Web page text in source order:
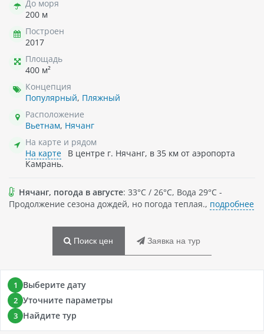
До моря
200 м
Построен
2017
Площадь
400 м²
Концепция
Популярный, Пляжный
Расположение
Вьетнам, Нячанг
На карте и рядом
На карте
В центре г. Нячанг, в 35 км от аэропорта
Камрань.
Нячанг, погода в августе: 33°C / 26°C, Вода 29°C -
Продолжение сезона дождей, но погода теплая., подробнее
Поиск цен Заявка на тур
1 Выберите дату
2 Уточните параметры
3 Найдите тур